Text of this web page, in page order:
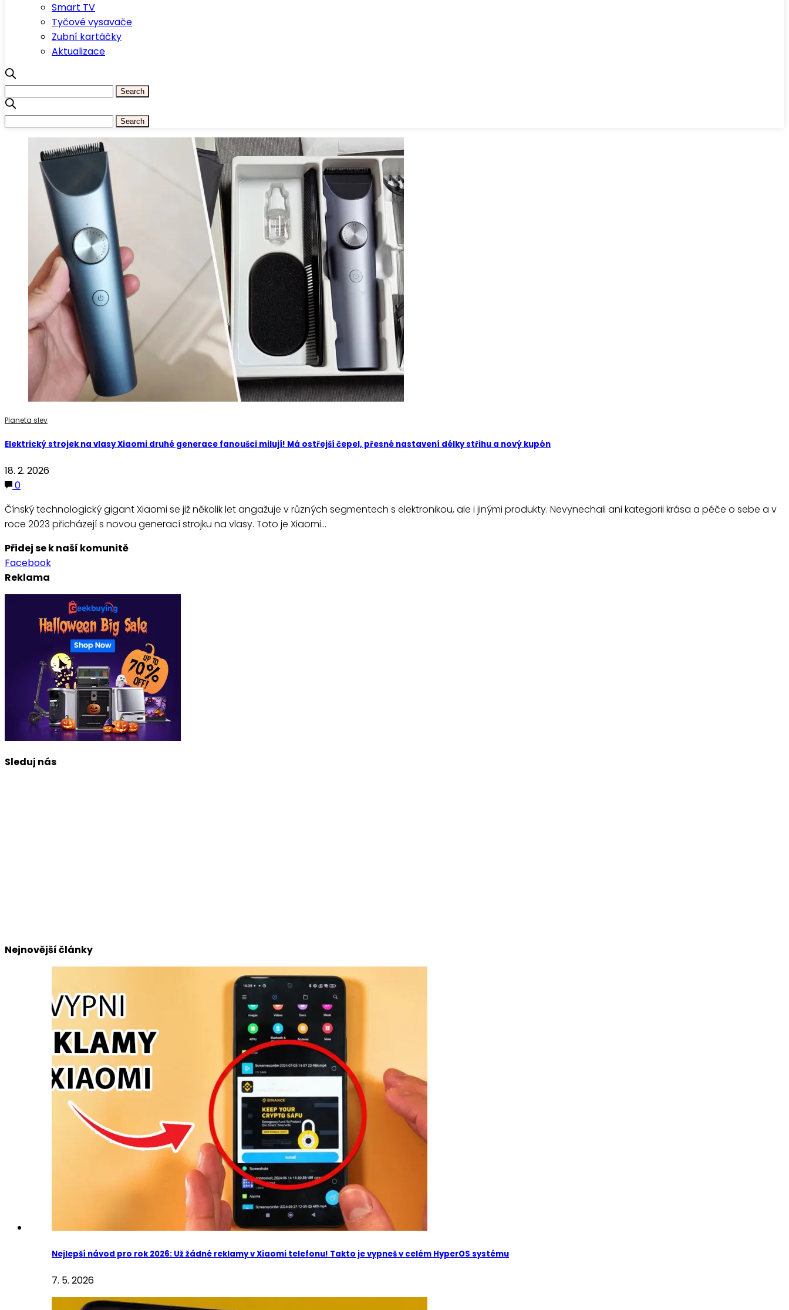
Smart TV
Tyčové vysavače
Zubní kartáčky
Aktualizace
Planeta slev
Elektrický strojek na vlasy Xiaomi druhé generace fanoušci milují! Má ostřejší čepel, přesné nastavení délky střihu a nový kupón
18. 2. 2026
0
Čínský technologický gigant Xiaomi se již několik let angažuje v různých segmentech s elektronikou, ale i jinými produkty. Nevynechali ani kategorii krása a péče o sebe a v
roce 2023 přicházejí s novou generací strojku na vlasy. Toto je Xiaomi…
Přidej se k naší komunitě
Facebook
Reklama
Sleduj nás
Nejnovější články
Nejlepší návod pro rok 2026: Už žádné reklamy v Xiaomi telefonu! Takto je vypneš v celém HyperOS systému
7. 5. 2026